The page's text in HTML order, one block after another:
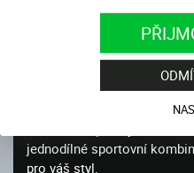
MODRÁ
RACING BLUE
Jste hrdým majitelem
jednodílné sportovní
pro váš styl.